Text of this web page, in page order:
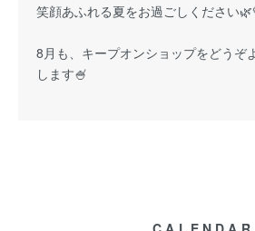
笑顔あふれる夏をお過ごしください
8月も、キープオンショップをどうぞ
します🍧